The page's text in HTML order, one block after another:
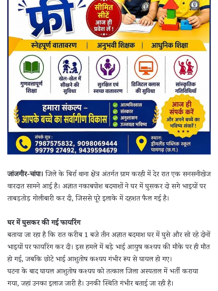
जांजगीर-चांपा।जिले के बिर्रा थाना क्षेत्र अंतर्गत ग्राम करही में देर रात एक सनसनीखेज
वारदात सामने आई है। अज्ञात नकाबपोश बदमाशों ने घर में घुसकर दो सगे भाइयों पर
ताबड़तोड़ गोलीबारी कर दी, जिससे पूरे इलाके में दहशत फैल गई है।
घर में घुसकर की गई फायरिंग
बताया जा रहा है कि रात करीब 1 बजे तीन अज्ञात बदमाश घर में घुसे और सो रहे दोनों
भाइयों पर फायरिंग कर दी। इस हमले में बड़े भाई आयुष कश्यप की मौके पर ही मौत
हो गई, जबकि छोटे भाई आशुतोष कश्यप गंभीर रूप से घायल हो गए।
घटना के बाद घायल आशुतोष कश्यप को तत्काल जिला अस्पताल में भर्ती कराया
गया, जहां उनका इलाज जारी है। उनकी स्थिति गंभीर बताई जा रही है।